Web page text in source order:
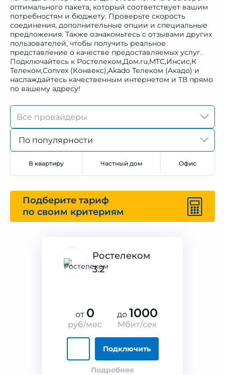
оптимального пакета, который соответствует вашим
потребностям и бюджету. Проверьте скорость
соединения, дополнительные опции и специальные
предложения. Также ознакомьтесь с отзывами других
пользователей, чтобы получить реальное
представление о качестве предоставляемых услуг.
Подключайтесь к Ростелеком,Дом.ru,МТС,Инсис,К
Телеком,Convex (Конвекс),Akado Телеком (Акадо) и
наслаждайтесь качественным интернетом и ТВ прямо
по вашему адресу!
По популярности
В квартиру Частный дом Офис
Подберите тариф
по своим критериям
Ростелеком
3.2
от 0
руб/мес
до 1000
Мбит/сек
Подключить
Подробнее